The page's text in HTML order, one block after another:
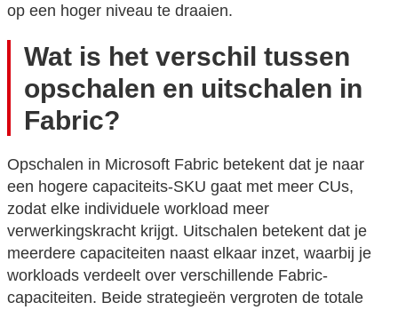
op een hoger niveau te draaien.
Wat is het verschil tussen
opschalen en uitschalen in
Fabric?
Opschalen in Microsoft Fabric betekent dat je naar
een hogere capaciteits-SKU gaat met meer CUs,
zodat elke individuele workload meer
verwerkingskracht krijgt. Uitschalen betekent dat je
meerdere capaciteiten naast elkaar inzet, waarbij je
workloads verdeelt over verschillende Fabric-
capaciteiten. Beide strategieën vergroten de totale